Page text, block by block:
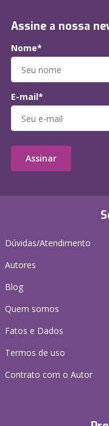
Dúvidas/Atendimento
Autores
Blog
Quem somos
Fatos e Dados
Termos de uso
Contrato com o Autor
Assine a nossa
Nome*
E-mail*
Assinar